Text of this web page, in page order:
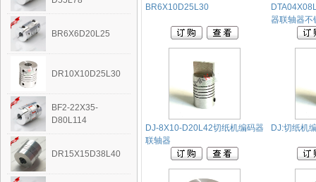
BR6X6D20L25
DR10X10D25L30
BF2-22X35-
D80L114
DR15X15D38L40
BR6X10D25L30
器联轴器不
DJ-8X10-D20L42切纸机编码器
联轴器
DJ:切纸机